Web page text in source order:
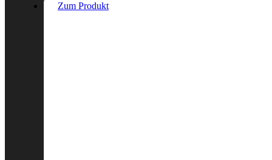
Zum Produkt